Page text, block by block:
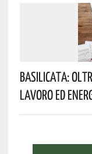
Basilicata:
Lavoro Ed